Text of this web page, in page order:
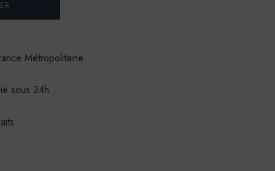
Métropolitaine
sous 24h